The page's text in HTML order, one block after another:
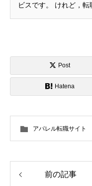
ビスです。 けれど，転
Post
Hatena
アパレル転職サイト
前の記事